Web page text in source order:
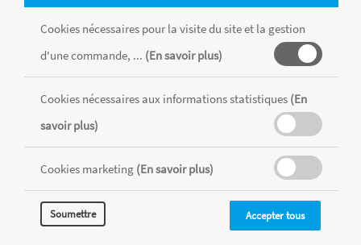
Cookies nécessaires pour la visite du site et la gestion
d'une commande, ... (En savoir plus)
Cookies nécessaires aux informations statistiques (En
savoir plus)
Cookies marketing (En savoir plus)
Soumettre Accepter tous
Tous les produits sont vendus dans la limite des stocks disponibles de
chaque magasin, toutes taxes comprises.
MENTIONS LÉGALES CONDITIONS GÉNÉRALES